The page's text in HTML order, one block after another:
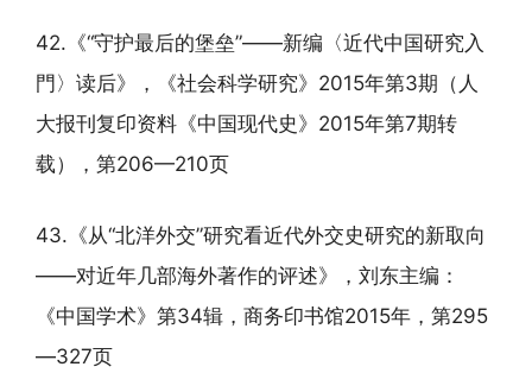
42.《“守护最后的堡垒”——新编〈近代中国研究入
門〉读后》，《社会科学研究》2015年第3期（人
大报刊复印资料《中国现代史》2015年第7期转
载），第206—210页
43.《从“北洋外交”研究看近代外交史研究的新取向
——对近年几部海外著作的评述》，刘东主编：
《中国学术》第34辑，商务印书馆2015年，第295
—327页